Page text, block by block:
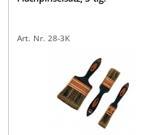
Art. Nr. 28-3K